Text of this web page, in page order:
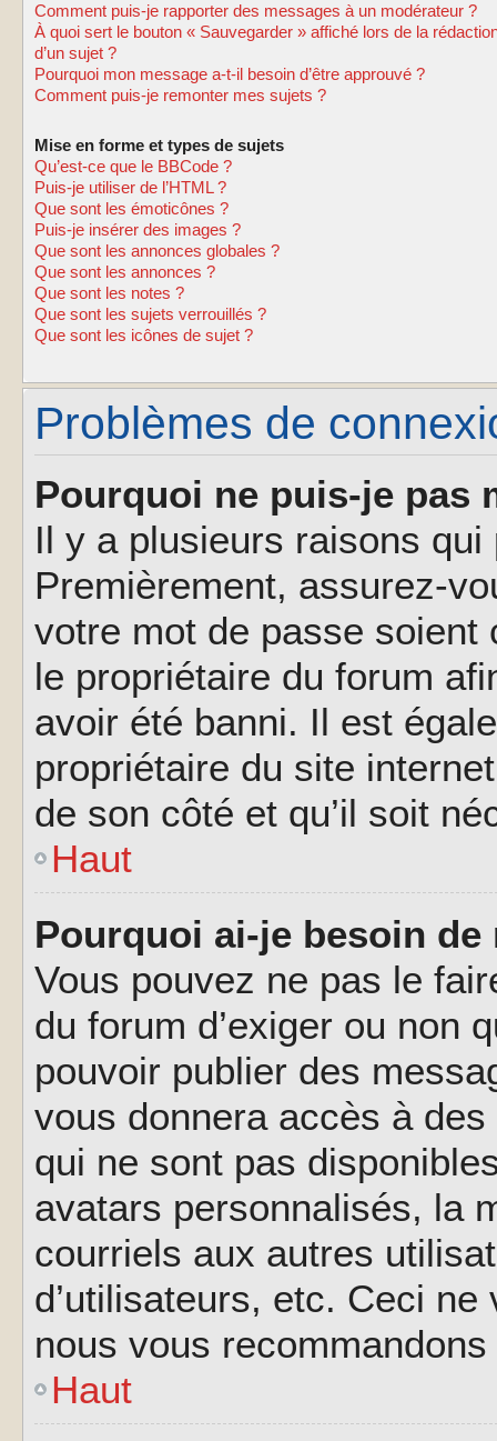
Comment puis-je rapporter des messages à un modérateur ?
À quoi sert le bouton « Sauvegarder » affiché lors de la
d’un sujet ?
Pourquoi mon message a-t-il besoin d’être approuvé ?
Comment puis-je remonter mes sujets ?
Mise en forme et types de sujets
Qu’est-ce que le BBCode ?
Puis-je utiliser de l’HTML ?
Que sont les émoticônes ?
Puis-je insérer des images ?
Que sont les annonces globales ?
Que sont les annonces ?
Que sont les notes ?
Que sont les sujets verrouillés ?
Que sont les icônes de sujet ?
Problèmes de
Pourquoi ne puis-je pas
Il y a plusieurs raisons
Premièrement, assurez-
votre mot de passe soient
le propriétaire du forum
avoir été banni. Il est
propriétaire du site
de son côté et qu’il soit
Haut
Pourquoi ai-je besoin
Vous pouvez ne pas le
du forum d’exiger ou non
pouvoir publier des
vous donnera accès à
qui ne sont pas
avatars personnalisés, la
courriels aux autres
d’utilisateurs, etc. Ceci
nous vous
Haut